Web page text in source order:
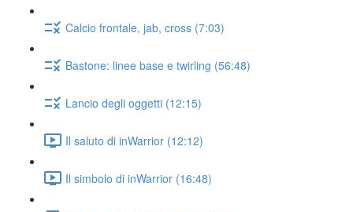
Calcio frontale, jab, cross (7:03)
Bastone: linee base e twirling (56:48)
Lancio degli oggetti (12:15)
Il saluto di inWarrior (12:12)
Il simbolo di inWarrior (16:48)